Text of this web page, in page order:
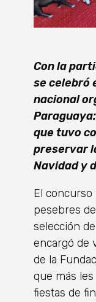
Con la
se celebró
nacional
que tuvo
preservar
Navidad y
El
pesebres
selección
encargó de
de la
que más
fiestas de